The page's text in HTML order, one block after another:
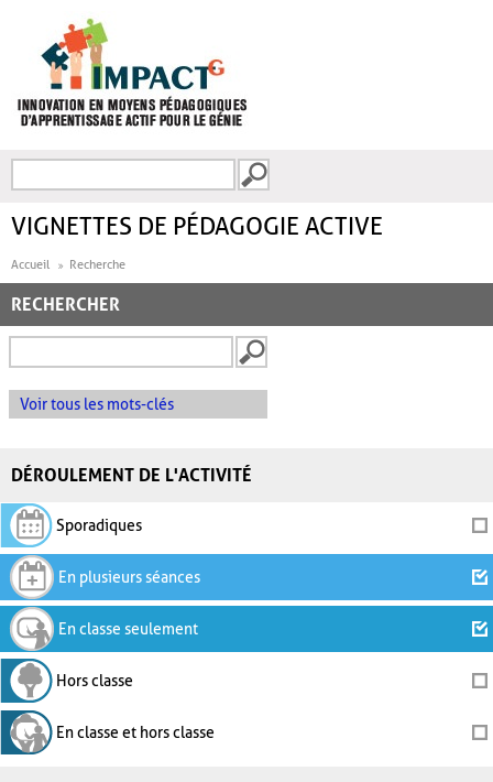
FORMULAIRE DE
VIGNETTES DE PÉDAGOGIE ACTIVE
Accueil Recherche
RECHERCHER
Voir tous les mots-clés
DÉROULEMENT DE L'ACTIVITÉ
Sporadiques
En plusieurs séances
En classe seulement
Hors classe
En classe et hors classe